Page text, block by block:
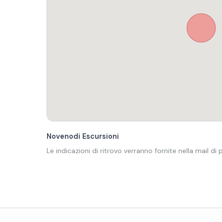
Novenodi Escursioni
Le indicazioni di ritrovo verranno fornite nella mail di